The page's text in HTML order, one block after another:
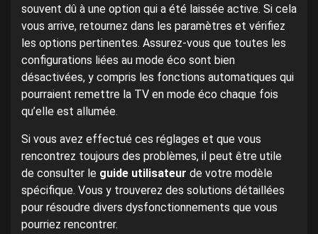
souvent dû à une option qui a été laissée active. Si cela
vous arrive, retournez dans les paramètres et vérifiez
les options pertinentes. Assurez-vous que toutes les
configurations liées au mode éco sont bien
désactivées, y compris les fonctions automatiques qui
pourraient remettre la TV en mode éco chaque fois
qu’elle est allumée.
Si vous avez effectué ces réglages et que vous
rencontrez toujours des problèmes, il peut être utile
de consulter le guide utilisateur de votre modèle
spécifique. Vous y trouverez des solutions détaillées
pour résoudre divers dysfonctionnements que vous
pourriez rencontrer.